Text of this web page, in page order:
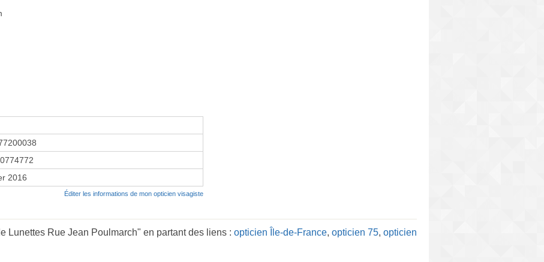
2016
Éditer les informations de mon opticien visagiste
Lunettes Rue Jean Poulmarch" en partant des liens : opticien Île-de-France, opticien 75, opticien